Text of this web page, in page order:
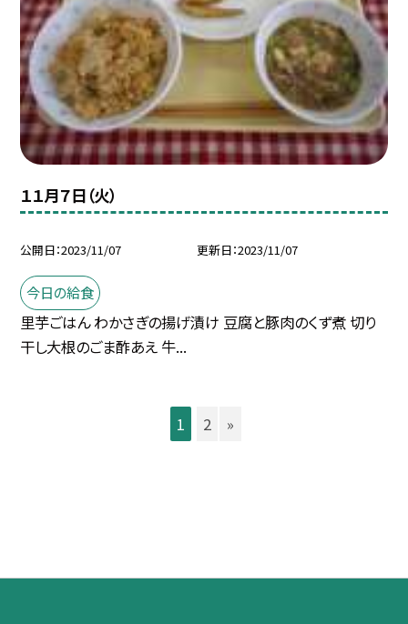
１１月７日（火）
公開日 2023/11/07 更新日 2023/11/07
今日の給食
里芋ごはん わかさぎの揚げ漬け 豆腐と豚肉のくず煮 切り
干し大根のごま酢あえ 牛...
1 2 »